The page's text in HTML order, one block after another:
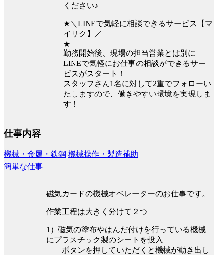
ください♪
★＼LINEで気軽に相談できるサービス【マ
イリク】／
★
勤務開始後、現場の担当営業とは別に
LINEで気軽にお仕事の相談ができるサー
ビスがスタート！
スタッフさん1名に対して2重でフォローい
たしますので、働きやすい環境を実現しま
す！
仕事内容
機械・金属・鉄鋼 機械操作・製造補助
簡単な仕事
磁気カードの機械オペレーターのお仕事です。
作業工程は大きく分けて２つ
1）磁気の塗布やはんだ付けを行っている機械
にプラスチック製のシートを投入
ボタンを押していただくと機械が動き出し